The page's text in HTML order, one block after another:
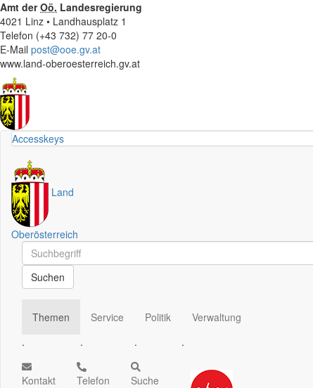
Amt derOö. Landesregierung
4021 Linz • Landhausplatz 1
Telefon (+43 732) 77 20-0
E-Mail post@ooe.gv.at
www.land-oberoesterreich.gv.at
Accesskeys
Land
Oberösterreich
Schnellsuche
Schnellsuche
Suchen
Themen
.
Service
.
Politik
.
Verwaltung
.
Kontakt
Telefon
Suche